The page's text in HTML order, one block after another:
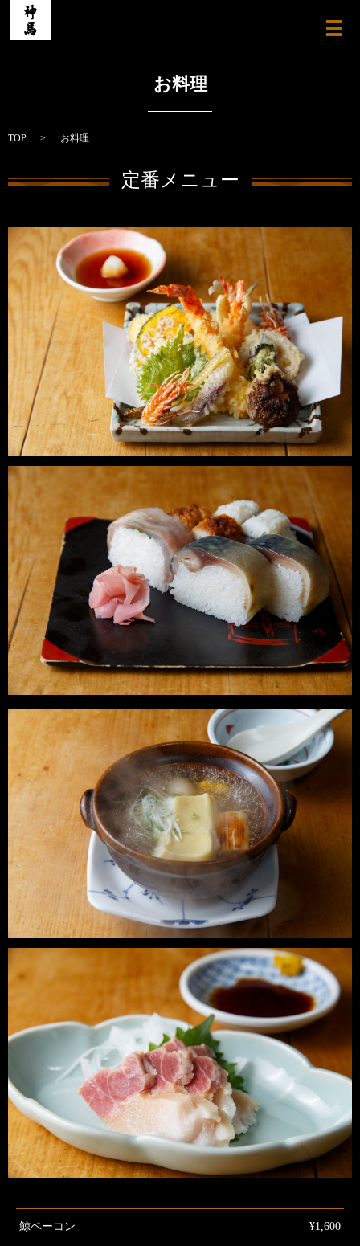
メ
お料理
TOP お料理
定番メニュー
鯨ベーコン ¥1,600